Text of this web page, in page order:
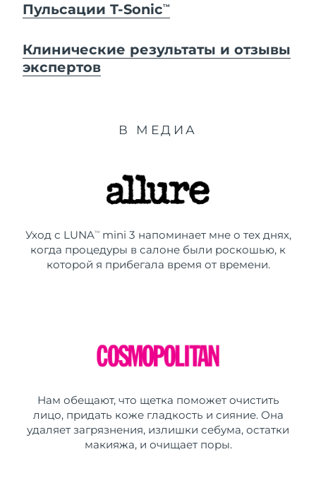
Пульсации T-SonicTM
Клинические результаты и отзывы
экспертов
В МЕДИА
Уход с LUNATMmini 3 напоминает мне о тех днях,
когда процедуры в салоне были роскошью, к
которой я прибегала время от времени.
Нам обещают, что щетка поможет очистить
лицо, придать коже гладкость и сияние. Она
удаляет загрязнения, излишки себума, остатки
макияжа, и очищает поры.